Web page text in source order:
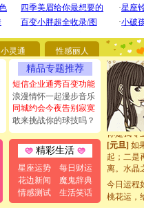
小灵通 性感丽人
精品专题推荐
短信企业通秀百变功能
浪漫情怀一起漫步音乐
同城约会今夜告别寂寞
敢来挑战你的球技吗？
精彩生活
星座运势
每日财运
花边新闻
魔鬼辞典
情感测试
生活笑话
[圣诞节]
你太多
[圣诞节]
能正大光
天都要快
[圣诞节]
如意,快
[元旦]看
断电。爱
你是我专
[元旦]如
起；二是
离。水晶
[元旦] 当
泣，这痛
卖了。水
[春节]风
今日运程
桃花运，